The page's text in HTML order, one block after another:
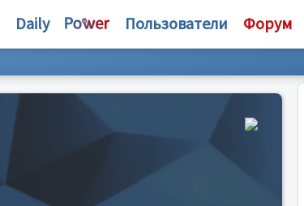
Daily Пользователи Форум